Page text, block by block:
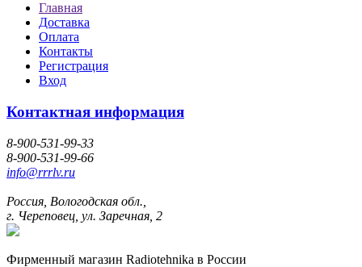
Главная
Доставка
Оплата
Контакты
Регистрация
Вход
Контактная информация
8-900-531-99-33
8-900-531-99-66
info@rrrlv.ru
Россия, Вологодская обл.,
г. Череповец, ул. Заречная, 2
Фирменный магазин Radiotehnika в России